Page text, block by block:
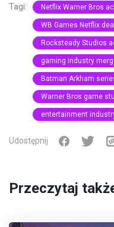
Tagi: Netflix Warner Bros
WB Games Netflix deal
Rocksteady Studios
gaming industry
Batman Arkham
Warner Bros game
entertainment
Udostępnij
Przeczytaj